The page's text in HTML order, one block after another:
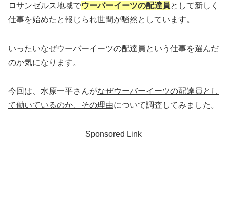
ロサンゼルス地域でウーバーイーツの配達員として新しく
仕事を始めたと報じられ世間が騒然としています。
いったいなぜウーバーイーツの配達員という仕事を選んだ
のか気になります。
今回は、水原一平さんがなぜウーバーイーツの配達員とし
て働いているのか、その理由について調査してみました。
Sponsored Link